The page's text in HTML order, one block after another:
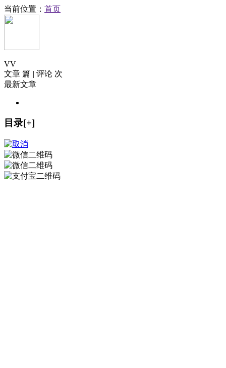
当前位置： 首页
VV
文章 篇 | 评论 次
最新文章
目录[+]